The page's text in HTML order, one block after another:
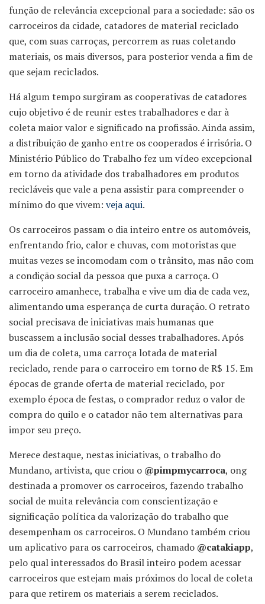
função de relevância excepcional para a sociedade: são os
carroceiros da cidade, catadores de material reciclado
que, com suas carroças, percorrem as ruas coletando
materiais, os mais diversos, para posterior venda a fim de
que sejam reciclados.
Há algum tempo surgiram as cooperativas de catadores
cujo objetivo é de reunir estes trabalhadores e dar à
coleta maior valor e significado na profissão. Ainda assim,
a distribuição de ganho entre os cooperados é irrisória. O
Ministério Público do Trabalho fez um vídeo excepcional
em torno da atividade dos trabalhadores em produtos
recicláveis que vale a pena assistir para compreender o
mínimo do que vivem: veja aqui.
Os carroceiros passam o dia inteiro entre os automóveis,
enfrentando frio, calor e chuvas, com motoristas que
muitas vezes se incomodam com o trânsito, mas não com
a condição social da pessoa que puxa a carroça. O
carroceiro amanhece, trabalha e vive um dia de cada vez,
alimentando uma esperança de curta duração. O retrato
social precisava de iniciativas mais humanas que
buscassem a inclusão social desses trabalhadores. Após
um dia de coleta, uma carroça lotada de material
reciclado, rende para o carroceiro em torno de R$ 15. Em
épocas de grande oferta de material reciclado, por
exemplo época de festas, o comprador reduz o valor de
compra do quilo e o catador não tem alternativas para
impor seu preço.
Merece destaque, nestas iniciativas, o trabalho do
Mundano, artivista, que criou o @pimpmycarroca, ong
destinada a promover os carroceiros, fazendo trabalho
social de muita relevância com conscientização e
significação política da valorização do trabalho que
desempenham os carroceiros. O Mundano também criou
um aplicativo para os carroceiros, chamado @catakiapp,
pelo qual interessados do Brasil inteiro podem acessar
carroceiros que estejam mais próximos do local de coleta
para que retirem os materiais a serem reciclados.